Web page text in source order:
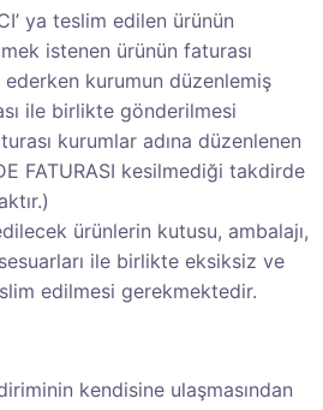
ya teslim edilen ürünün
istenen ürünün faturası
kurumun düzenlemiş
ile birlikte gönderilmesi
kurumlar adına düzenlenen
FATURASI kesilmediği takdirde
ürünlerin kutusu, ambalajı,
ile birlikte eksiksiz ve
edilmesi gerekmektedir.
kendisine ulaşmasından